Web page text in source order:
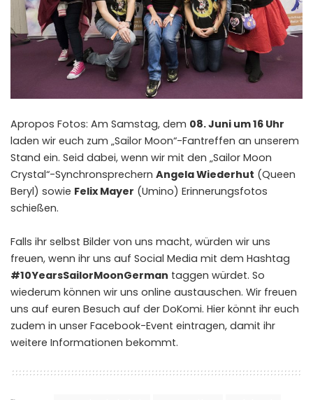
Apropos Fotos: Am Samstag, dem 08. Juni um 16 Uhr
laden wir euch zum „Sailor Moon“-Fantreffen an unserem
Stand ein. Seid dabei, wenn wir mit den „Sailor Moon
Crystal“-Synchronsprechern Angela Wiederhut (Queen
Beryl) sowie Felix Mayer (Umino) Erinnerungsfotos
schießen.
Falls ihr selbst Bilder von uns macht, würden wir uns
freuen, wenn ihr uns auf Social Media mit dem Hashtag
#10YearsSailorMoonGerman taggen würdet. So
wiederum können wir uns online austauschen. Wir freuen
uns auf euren Besuch auf der DoKomi. Hier könnt ihr euch
zudem in unser Facebook-Event eintragen, damit ihr
weitere Informationen bekommt.